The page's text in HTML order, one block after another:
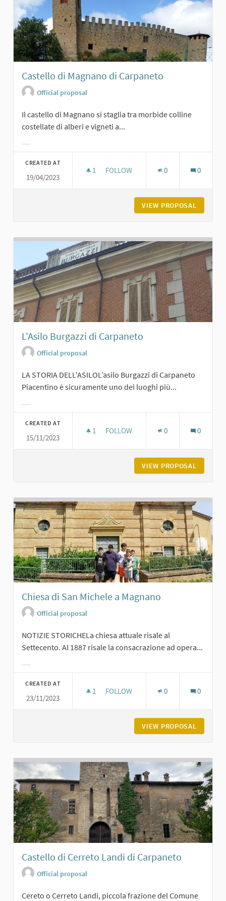
Castello di Magnano di Carpaneto
Official proposal
Il castello di Magnano si staglia tra morbide colline
costellate di alberi e vigneti a...
CREATED AT
19/04/2023
1 1 FOLLOWER
FOLLOW 0 0
VIEW PROPOSAL
L'Asilo Burgazzi di Carpaneto
Official proposal
LA STORIA DELL'ASILOL’asilo Burgazzi di Carpaneto
Piacentino è sicuramente uno dei luoghi più...
CREATED AT
15/11/2023
1 1 FOLLOWER
FOLLOW 0 0
VIEW PROPOSAL
Chiesa di San Michele a Magnano
Official proposal
NOTIZIE STORICHELa chiesa attuale risale al
Settecento. Al 1887 risale la consacrazione ad opera...
CREATED AT
23/11/2023
1 1 FOLLOWER
FOLLOW 0 0
VIEW PROPOSAL
Castello di Cerreto Landi di Carpaneto
Official proposal
Cereto o Cerreto Landi, piccola frazione del Comune